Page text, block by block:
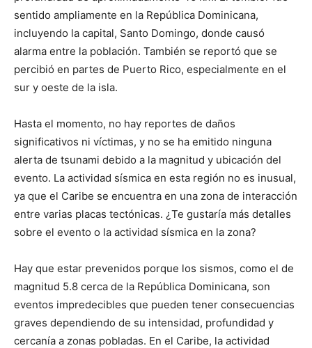
sentido ampliamente en la República Dominicana,
incluyendo la capital, Santo Domingo, donde causó
alarma entre la población. También se reportó que se
percibió en partes de Puerto Rico, especialmente en el
sur y oeste de la isla.
Hasta el momento, no hay reportes de daños
significativos ni víctimas, y no se ha emitido ninguna
alerta de tsunami debido a la magnitud y ubicación del
evento. La actividad sísmica en esta región no es inusual,
ya que el Caribe se encuentra en una zona de interacción
entre varias placas tectónicas. ¿Te gustaría más detalles
sobre el evento o la actividad sísmica en la zona?
Hay que estar prevenidos porque los sismos, como el de
magnitud 5.8 cerca de la República Dominicana, son
eventos impredecibles que pueden tener consecuencias
graves dependiendo de su intensidad, profundidad y
cercanía a zonas pobladas. En el Caribe, la actividad